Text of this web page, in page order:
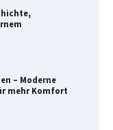
– Moderne
mehr Komfort